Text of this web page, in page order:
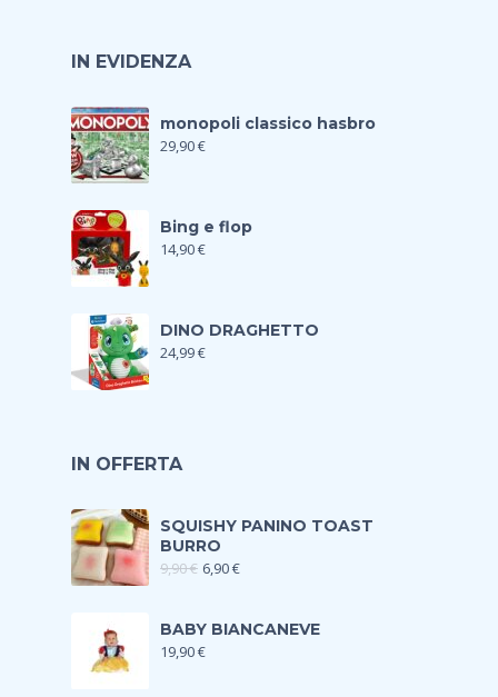
IN EVIDENZA
monopoli classico hasbro
29,90€
Bing e flop
14,90€
DINO DRAGHETTO
24,99€
IN OFFERTA
SQUISHY PANINO TOAST
BURRO
9,90€ 6,90€
BABY BIANCANEVE
19,90€